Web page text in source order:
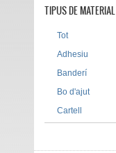
TIPUS DE MATERIAL
Tot
Adhesiu
Banderí
Bo d'ajut
Cartell